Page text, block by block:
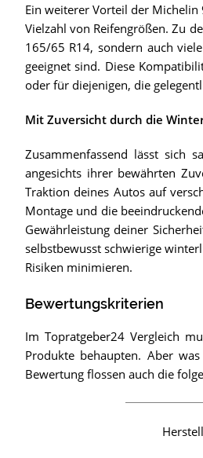
Ein weiterer Vorteil der
Vielzahl von Reifengrößen. Zu
165/65 R14, sondern auch
geeignet sind. Diese
oder für diejenigen, die
Mit Zuversicht durch die
Zusammenfassend lässt sich
angesichts ihrer bewährten
Traktion deines Autos auf
Montage und die
Gewährleistung deiner
selbstbewusst schwierige
Risiken minimieren.
Bewertungskriterien
Im Topratgeber24 Vergleich
Produkte behaupten. Aber
Bewertung flossen auch die